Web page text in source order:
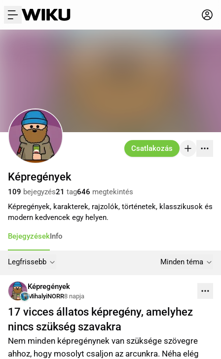
menu
Csatlakozás
Képregények
109 bejegyzés21 tag646 megtekintés
Képregények, karakterek, rajzolók, történetek, klasszikusok és
modern kedvencek egy helyen.
BejegyzésekInfo
Legfrissebb Minden téma
Képregények
MihalyiNORR8 napja
17 vicces állatos képregény, amelyhez
nincs szükség szavakra
Nem minden képregénynek van szüksége szövegre
ahhoz, hogy mosolyt csaljon az arcunkra. Néha elég